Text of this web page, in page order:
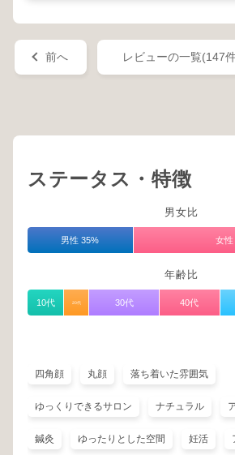
前へ レビューの一覧(147
ステータス・特徴
男女比
男性 35% 女
年齢比
10代 20代 30代 40代
四角顔 丸顔 落ち着いた雰囲気
ゆっくりできるサロン ナチュラル
鍼灸 ゆったりとした空間 妊活